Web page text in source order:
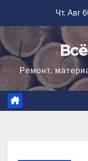
содержимому
Чт. Авг
Ремонт,